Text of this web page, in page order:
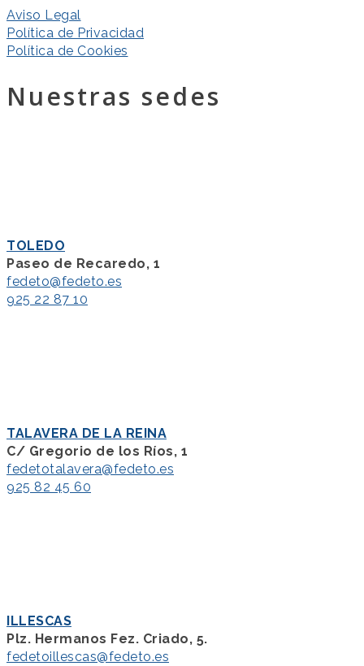
Aviso Legal
Política de Privacidad
Política de Cookies
Nuestras sedes
TOLEDO
Paseo de Recaredo, 1
fedeto@fedeto.es
925 22 87 10
TALAVERA DE LA REINA
C/ Gregorio de los Ríos, 1
fedetotalavera@fedeto.es
925 82 45 60
ILLESCAS
Plz. Hermanos Fez. Criado, 5.
fedetoillescas@fedeto.es